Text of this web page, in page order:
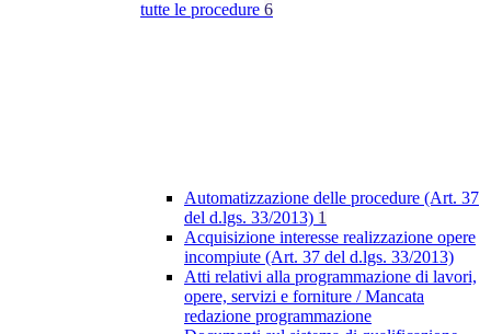
tutte le procedure 6
Automatizzazione delle procedure (Art. 37
del d.lgs. 33/2013) 1
Acquisizione interesse realizzazione opere
incompiute (Art. 37 del d.lgs. 33/2013)
Atti relativi alla programmazione di lavori,
opere, servizi e forniture / Mancata
redazione programmazione